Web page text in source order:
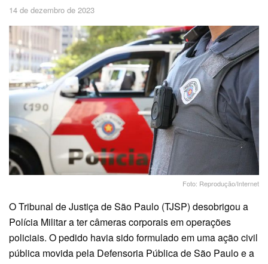
14 de dezembro de 2023
Foto: Reprodução/Internet
O Tribunal de Justiça de São Paulo (TJSP) desobrigou a
Polícia Militar a ter câmeras corporais em operações
policiais. O pedido havia sido formulado em uma ação civil
pública movida pela Defensoria Pública de São Paulo e a